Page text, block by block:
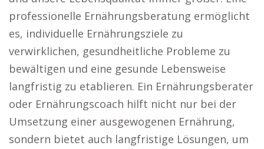
professionelle Ernährungsberatung ermöglicht
es, individuelle Ernährungsziele zu
verwirklichen, gesundheitliche Probleme zu
bewältigen und eine gesunde Lebensweise
langfristig zu etablieren. Ein Ernährungsberater
oder Ernährungscoach hilft nicht nur bei der
Umsetzung einer ausgewogenen Ernährung,
sondern bietet auch langfristige Lösungen, um